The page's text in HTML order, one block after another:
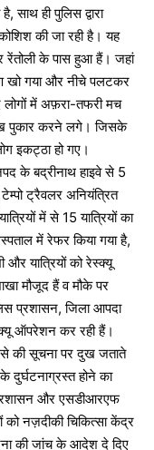
साथ ही पुलिस द्वारा
की जा रही है। यह
रेंतोली के पास हुआ हैं। जहां
खो गया और नीचे पलटकर
लोगों में अफ़रा-तफरी मच
पुकार करने लगे। जिसके
इकट्ठा हो गए।
के बद्रीनाथ हाइवे से 5
ट्रैवलर अनियंत्रित
में से 15 यात्रियों का
में रेफर किया गया है,
और यात्रियों को रेस्क्यू
मौजूद हैं व मौके पर
प्रशासन, जिला आपदा
ऑपरेशन कर रही हैं।
की सूचना पर दुख जताते
दुर्घटनाग्रस्त होने का
और एसडीआरएफ
को नज़दीकी चिकित्सा केंद्र
की जांच के आदेश दे दिए